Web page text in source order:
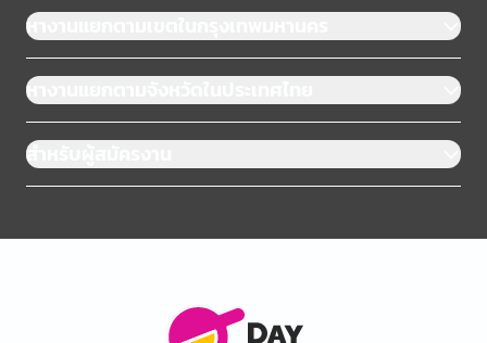
หางานแยกตามเขตในกรุงเทพมหานคร
หางานแยกตามจังหวัดในประเทศไทย
สำหรับผู้สมัครงาน